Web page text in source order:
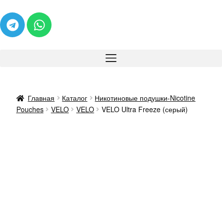
Главная Каталог
Никотиновые подушки-Nicotine
Pouches
VELO VELO VELO Ultra Freeze (серый)